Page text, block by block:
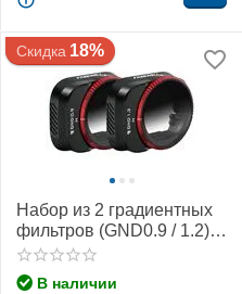
Скидка 18%
Набор из 2 градиентных
фильтров (GND0.9 / 1.2)
DJI Mini 3 / Mini 3 Pro
(Freewell)
В наличии